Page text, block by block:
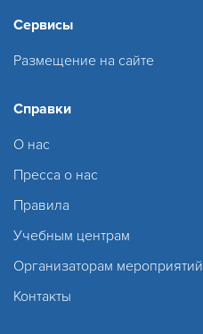
Сервисы
Размещение на сайте
Справки
О нас
Пресса о нас
Правила
Учебным центрам
Организаторам мероприятий
Контакты